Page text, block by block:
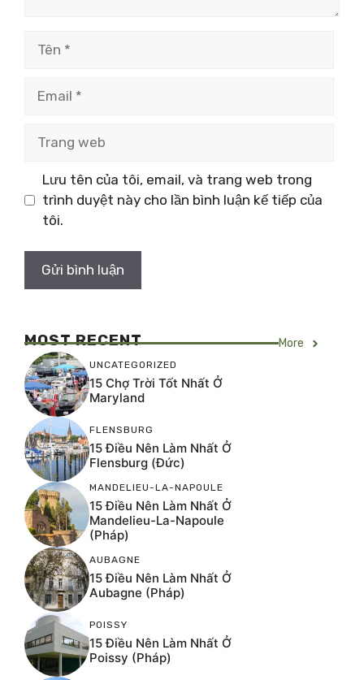
web
Lưu tên của tôi, email, và trang web trong
trình duyệt này cho lần bình luận kế tiếp của
tôi.
MOST RECENT More
UNCATEGORIZED
15 Chợ Trời Tốt Nhất Ở
Maryland
FLENSBURG
15 Điều Nên Làm Nhất Ở
Flensburg (Đức)
MANDELIEU-LA-NAPOULE
15 Điều Nên Làm Nhất Ở
Mandelieu-La-Napoule
(Pháp)
AUBAGNE
15 Điều Nên Làm Nhất Ở
Aubagne (Pháp)
POISSY
15 Điều Nên Làm Nhất Ở
Poissy (Pháp)